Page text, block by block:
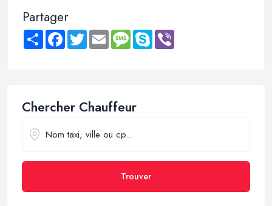
Partager
Share FacebookTwitter Email MessageSkype
Chercher Chauffeur
Trouver